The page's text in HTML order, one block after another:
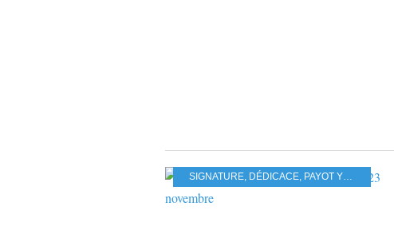
SIGNATURE DÉDICACE PAYOT YVERDON